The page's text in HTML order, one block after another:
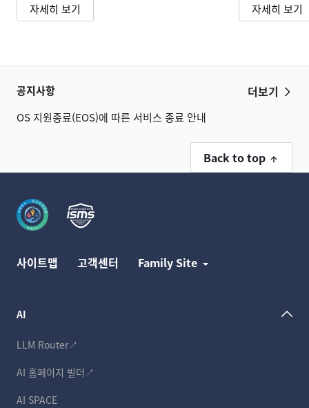
자세히 보기 자세히 보기
공지사항
[SSL 인증서 서비스] 네트워크 작업에 따른 서비스 순단 안내 (8/4)
OS 지원종료(EOS)에 따른 서비스 종료 안내
OS 지원종료(EOS)에 따른 서비스 종료 안내
더보기
사이트맵 고객센터 Family Site
AI
LLM Router↗
AI 홈페이지 빌더↗
AI SPACE
Back to top